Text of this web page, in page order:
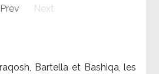
Prev Next
Bartella et Bashiqa, les